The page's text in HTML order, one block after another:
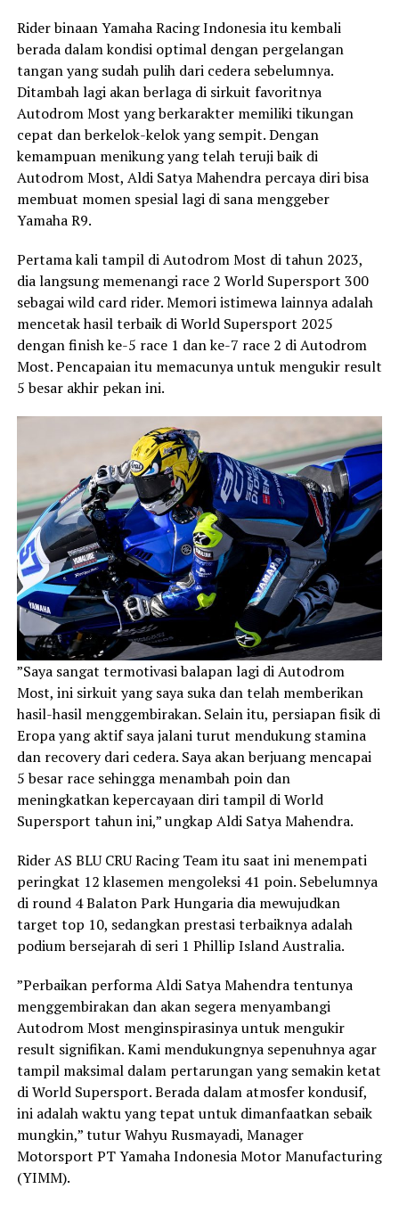
Rider binaan Yamaha Racing Indonesia itu kembali
berada dalam kondisi optimal dengan pergelangan
tangan yang sudah pulih dari cedera sebelumnya.
Ditambah lagi akan berlaga di sirkuit favoritnya
Autodrom Most yang berkarakter memiliki tikungan
cepat dan berkelok-kelok yang sempit. Dengan
kemampuan menikung yang telah teruji baik di
Autodrom Most, Aldi Satya Mahendra percaya diri bisa
membuat momen spesial lagi di sana menggeber
Yamaha R9.
Pertama kali tampil di Autodrom Most di tahun 2023,
dia langsung memenangi race 2 World Supersport 300
sebagai wild card rider. Memori istimewa lainnya adalah
mencetak hasil terbaik di World Supersport 2025
dengan finish ke-5 race 1 dan ke-7 race 2 di Autodrom
Most. Pencapaian itu memacunya untuk mengukir result
5 besar akhir pekan ini.
”Saya sangat termotivasi balapan lagi di Autodrom
Most, ini sirkuit yang saya suka dan telah memberikan
hasil-hasil menggembirakan. Selain itu, persiapan fisik di
Eropa yang aktif saya jalani turut mendukung stamina
dan recovery dari cedera. Saya akan berjuang mencapai
5 besar race sehingga menambah poin dan
meningkatkan kepercayaan diri tampil di World
Supersport tahun ini,” ungkap Aldi Satya Mahendra.
Rider AS BLU CRU Racing Team itu saat ini menempati
peringkat 12 klasemen mengoleksi 41 poin. Sebelumnya
di round 4 Balaton Park Hungaria dia mewujudkan
target top 10, sedangkan prestasi terbaiknya adalah
podium bersejarah di seri 1 Phillip Island Australia.
”Perbaikan performa Aldi Satya Mahendra tentunya
menggembirakan dan akan segera menyambangi
Autodrom Most menginspirasinya untuk mengukir
result signifikan. Kami mendukungnya sepenuhnya agar
tampil maksimal dalam pertarungan yang semakin ketat
di World Supersport. Berada dalam atmosfer kondusif,
ini adalah waktu yang tepat untuk dimanfaatkan sebaik
mungkin,” tutur Wahyu Rusmayadi, Manager
Motorsport PT Yamaha Indonesia Motor Manufacturing
(YIMM).